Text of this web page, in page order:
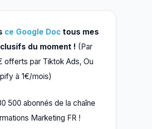
ce Google Doc tous mes
du moment ! (Par
offerts par Tiktok Ads, Ou
à 1€/mois)
500 abonnés de la chaîne
Marketing FR !